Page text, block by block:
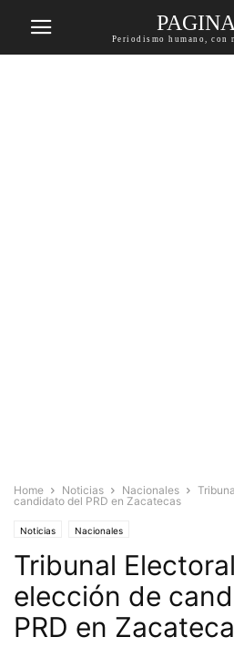
Periodismo humano, con
Home Noticias Nacionales
candidato del PRD en Zacatecas
Noticias Nacionales
Tribunal
elección de
PRD en